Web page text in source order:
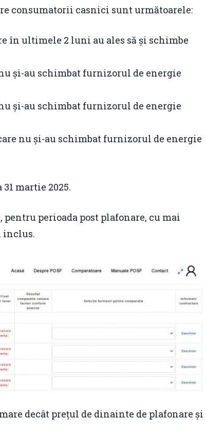
consumatorii casnici sunt următoarele:
în ultimele 2 luni au ales să și schimbe
și-au schimbat furnizorul de energie
și-au schimbat furnizorul de energie
nu și-au schimbat furnizorul de energie
martie 2025.
perioada post plafonare, cu mai
inclus.
decât prețul de dinainte de plafonare și
Contact